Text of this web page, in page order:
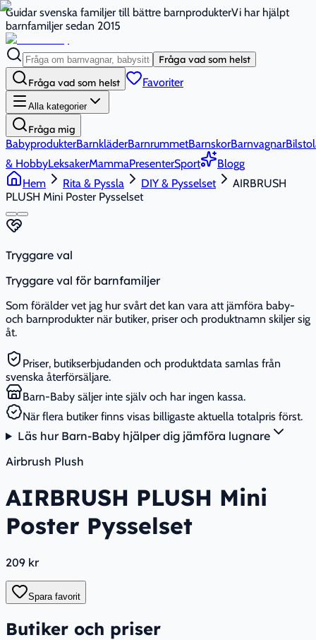
Guidar svenska familjer till bättre barnprodukterVi har hjälpt
barnfamiljer sedan 2015
Fråga vad som helst
Fråga vad som helst Favoriter
Alla kategorier
Fråga mig
BabyprodukterBarnkläderBarnrummetBarnskorBarnvagnar
& HobbyLeksakerMammaPresenterSport
Blogg
Hem
Rita & Pyssla DIY & Pysselset
AIRBRUSH
PLUSH Mini Poster Pysselset
Tryggare val
Tryggare val för barnfamiljer
Som förälder vet jag hur svårt det kan vara att jämföra baby-
och barnprodukter när butiker, priser och produktnamn skiljer sig
åt.
Priser, butikserbjudanden och produktdata samlas från
svenska återförsäljare.
Barn-Baby säljer inte själv och har ingen kassa.
När flera butiker finns visas billigaste aktuella totalpris först.
Läs hur Barn-Baby hjälper dig jämföra lugnare
Airbrush Plush
AIRBRUSH PLUSH Mini
Poster Pysselset
209 kr
Spara favorit
Butiker och priser